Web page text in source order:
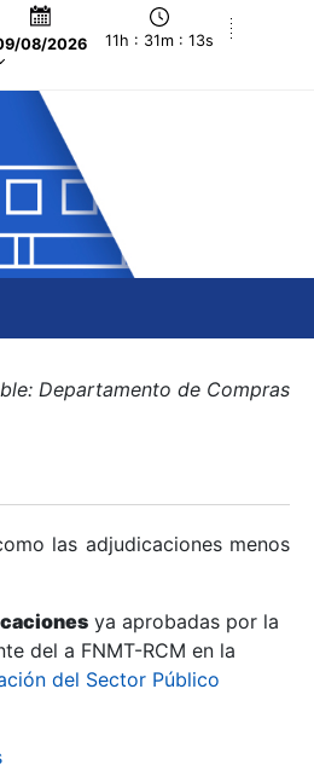
08/2026 11h : 31m : 14s
Departamento de Compras
las adjudicaciones menos
ya aprobadas por la
del a FNMT-RCM en la
del Sector Público